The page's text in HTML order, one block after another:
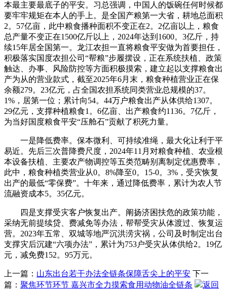
本最主要最底子的平安。习总强调，中国人的饭碗任何时候都
要牢牢规矩在本人的手上。是全国产粮第一大省，耕地总面积
2。57亿亩，此中粮食播种面积不变正在2。2亿亩以上，粮食
总产量不变正在1500亿斤以上，2024年达到1600。3亿斤，持
续15年居全国第一。龙江农担一直将粮食平安做为首要担任，
积极落实国度农担公司“帮粮”步履摆设，正在系统扶植、政策
触达、办事、风险防控等方面积极摸索，建立起以支撑粮食出
产为从的营业款式，截至2025年6月末，粮食种植营业正在保
余额279。23亿元，占全国农担系统同类营业总规模的37。
1%，居第一位；累计向54。44万户粮食出产从体供给1307。
29亿元，支撑种植粮食1。6亿亩、出产粮食约1136。7亿斤，
为当好国度粮食平安“压舱石”贡献了积死力量。
一是降低费率。保本微利、可持续准绳，最大化让利于平
易近。先后三次普降费尺度，2024年11月对粮食种植、农业根
本设备扶植、主要农产物调控等五类范畴别离制定优惠费率，
此中，粮食种植类营业从0。8%降至0。15-0。3%，受灾恢复
出产的最低“零保费”。十年来，通过降低费率，累计为农人节
流融资成本5。35亿元。
四是支撑受灾客户恢复出产。阐扬济困扶危的政策功能，
采纳无前提续贷、费减免等办法，帮帮受灾从体渡过、恢复运
营。2023年五常、双城等地严沉洪涝灾祸，公司及时制定出台
支撑灾后沉建“六项办法”，累计为753户受灾从体供给2。19亿
元，减免费152。95万元。
上一篇： 山东出台若干办法全链条保障舌尖上的平安 下一
篇： 聚焦环节环节 嘉兴市全力摸索食用动物油全链条 返回